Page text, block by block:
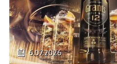
6.07.2026